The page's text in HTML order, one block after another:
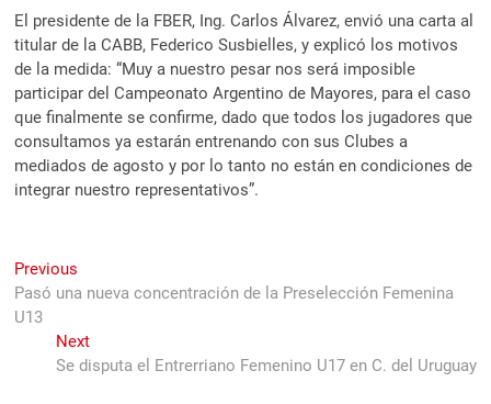
El presidente de la FBER, Ing. Carlos Álvarez, envió una carta al
titular de la CABB, Federico Susbielles, y explicó los motivos
de la medida: “Muy a nuestro pesar nos será imposible
participar del Campeonato Argentino de Mayores, para el caso
que finalmente se confirme, dado que todos los jugadores que
consultamos ya estarán entrenando con sus Clubes a
mediados de agosto y por lo tanto no están en condiciones de
integrar nuestro representativos”.
Navegación
de
entradas
Previous
post:
Pasó una nueva concentración de la Preselección Femenina
U13
NextNext
post:
Se disputa el Entrerriano Femenino U17 en C. del Uruguay